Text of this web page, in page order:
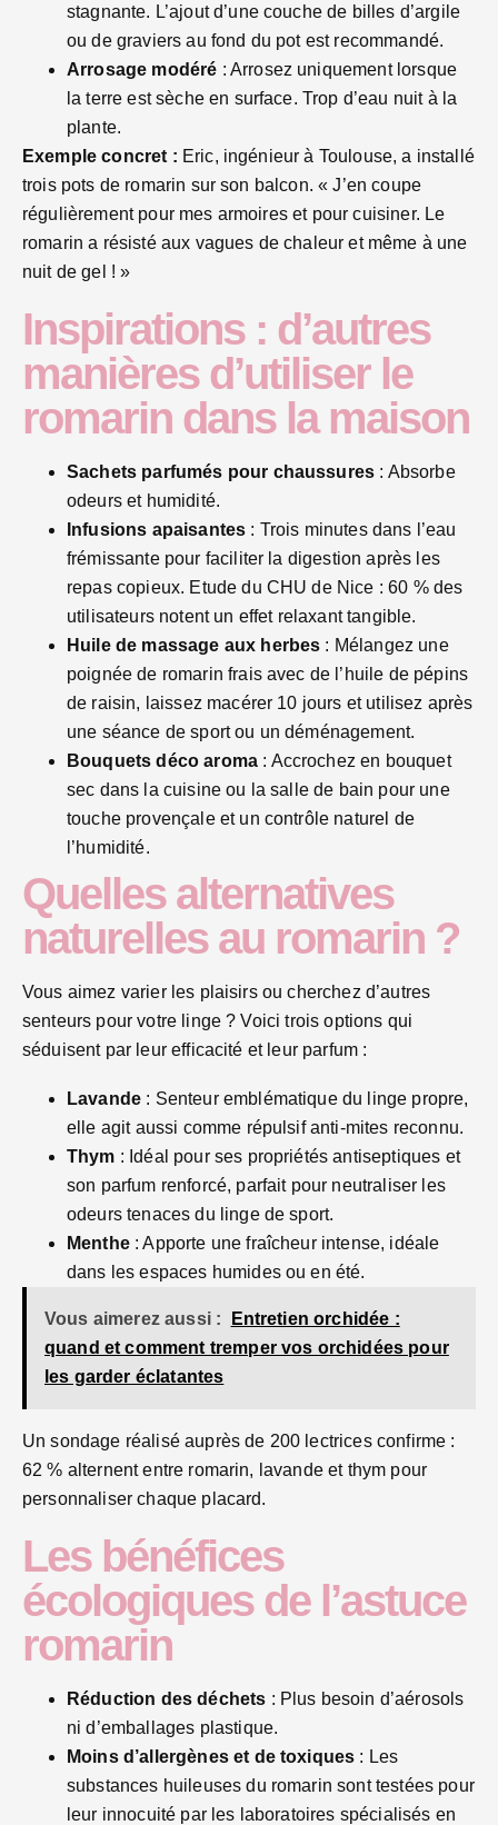
stagnante. L’ajout d’une couche de billes d’argile
ou de graviers au fond du pot est recommandé.
Arrosage modéré : Arrosez uniquement lorsque
la terre est sèche en surface. Trop d’eau nuit à la
plante.
Exemple concret : Eric, ingénieur à Toulouse, a installé
trois pots de romarin sur son balcon. « J’en coupe
régulièrement pour mes armoires et pour cuisiner. Le
romarin a résisté aux vagues de chaleur et même à une
nuit de gel ! »
Inspirations : d’autres
manières d’utiliser le
romarin dans la maison
Sachets parfumés pour chaussures : Absorbe
odeurs et humidité.
Infusions apaisantes : Trois minutes dans l’eau
frémissante pour faciliter la digestion après les
repas copieux. Etude du CHU de Nice : 60 % des
utilisateurs notent un effet relaxant tangible.
Huile de massage aux herbes : Mélangez une
poignée de romarin frais avec de l’huile de pépins
de raisin, laissez macérer 10 jours et utilisez après
une séance de sport ou un déménagement.
Bouquets déco aroma : Accrochez en bouquet
sec dans la cuisine ou la salle de bain pour une
touche provençale et un contrôle naturel de
l’humidité.
Quelles alternatives
naturelles au romarin ?
Vous aimez varier les plaisirs ou cherchez d’autres
senteurs pour votre linge ? Voici trois options qui
séduisent par leur efficacité et leur parfum :
Lavande : Senteur emblématique du linge propre,
elle agit aussi comme répulsif anti-mites reconnu.
Thym : Idéal pour ses propriétés antiseptiques et
son parfum renforcé, parfait pour neutraliser les
odeurs tenaces du linge de sport.
Menthe: Apporte une fraîcheur intense, idéale
dans les espaces humides ou en été.
Vous aimerez aussi :
Entretien orchidée :
quand et comment tremper vos orchidées pour
les garder éclatantes
Un sondage réalisé auprès de 200 lectrices confirme :
62 % alternent entre romarin, lavande et thym pour
personnaliser chaque placard.
Les bénéfices
écologiques de l’astuce
romarin
Réduction des déchets : Plus besoin d’aérosols
ni d’emballages plastique.
Moins d’allergènes et de toxiques : Les
substances huileuses du romarin sont testées pour
leur innocuité par les laboratoires spécialisés en